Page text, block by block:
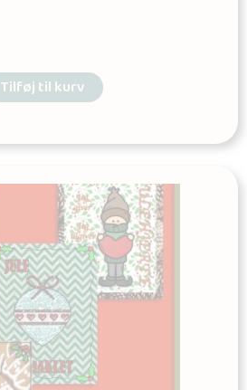
Tilføj til kurv